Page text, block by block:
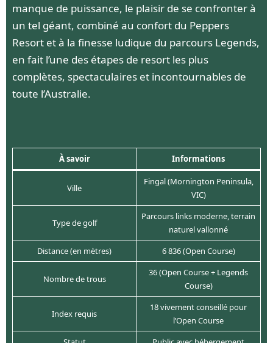
manque de puissance, le plaisir de se confronter à
un tel géant, combiné au confort du Peppers
Resort et à la finesse ludique du parcours Legends,
en fait l’une des étapes de resort les plus
complètes, spectaculaires et incontournables de
toute l’Australie.
À savoir Informations
Ville
Fingal (Mornington Peninsula,
VIC)
Type de golf
Parcours links moderne, terrain
naturel vallonné
Distance (en mètres)
6 836 (Open Course)
Nombre de trous
36 (Open Course + Legends
Course)
Index requis
18 vivement conseillé pour
l’Open Course